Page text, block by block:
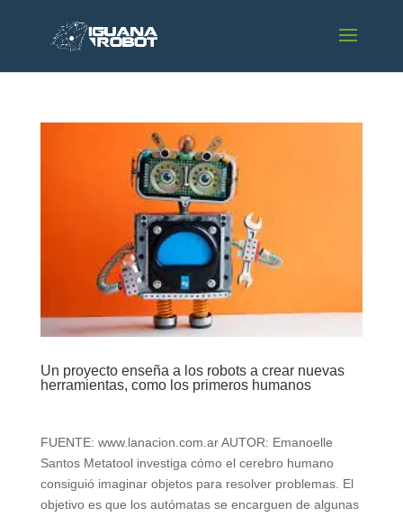
Un proyecto enseña a los robots a crear nuevas
herramientas, como los primeros humanos
FUENTE: www.lanacion.com.ar AUTOR: Emanoelle
Santos Metatool investiga cómo el cerebro humano
consiguió imaginar objetos para resolver problemas. El
objetivo es que los autómatas se encarguen de algunas